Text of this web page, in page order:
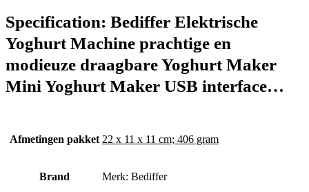
Specification: Bediffer Elektrische
Yoghurt Machine prachtige en
modieuze draagbare Yoghurt Maker
Mini Yoghurt Maker USB interface…
Afmetingen pakket ‎22 x 11 x 11 cm; 406 gram
Brand Merk: Bediffer